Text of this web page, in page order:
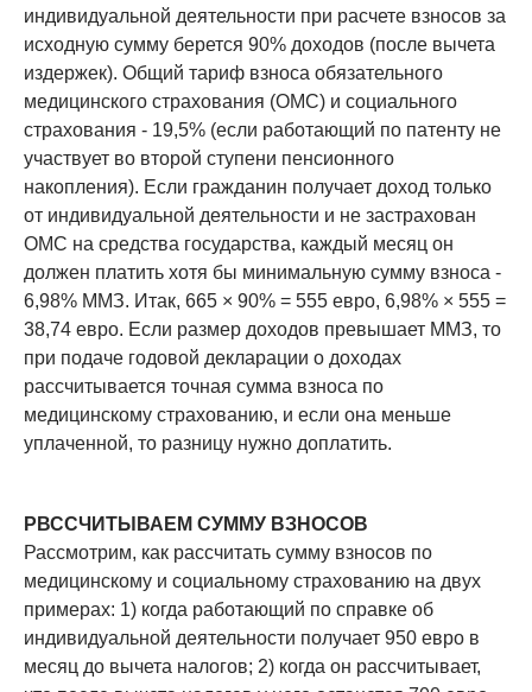
индивидуальной деятельности при расчете взносов за
исходную сумму берется 90% доходов (после вычета
издержек). Общий тариф взноса обязательного
медицинского страхования (ОМС) и социального
страхования - 19,5% (если работающий по патенту не
участвует во второй ступени пенсионного
накопления). Если гражданин получает доход только
от индивидуальной деятельности и не застрахован
ОМС на средства государства, каждый месяц он
должен платить хотя бы минимальную сумму взноса -
6,98% ММЗ. Итак, 665 × 90% = 555 евро, 6,98% × 555 =
38,74 евро. Если размер доходов превышает ММЗ, то
при подаче годовой декларации о доходах
рассчитывается точная сумма взноса по
медицинскому страхованию, и если она меньше
уплаченной, то разницу нужно доплатить.
РВССЧИТЫВАЕМ СУММУ ВЗНОСОВ
Рассмотрим, как рассчитать сумму взносов по
медицинскому и социальному страхованию на двух
примерах: 1) когда работающий по справке об
индивидуальной деятельности получает 950 евро в
месяц до вычета налогов; 2) когда он рассчитывает,